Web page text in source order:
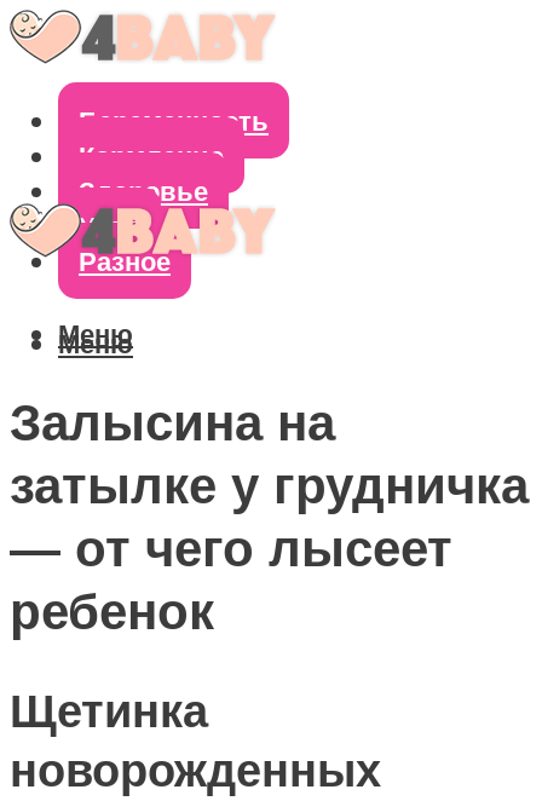
Беременность
Кормление
Здоровье
Уход
Разное
Меню
Меню
Залысина на
затылке у грудничка
— от чего лысеет
ребенок
Щетинка
новорожденных